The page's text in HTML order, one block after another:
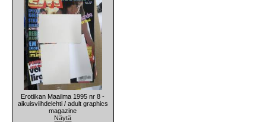
Erotiikan Maailma 1995 nr 8 -
aikuisviihdelehti / adult graphics
magazine
Näytä